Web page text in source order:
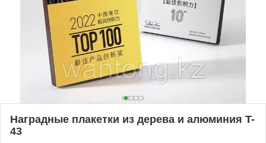
Наградные плакетки из дерева и алюминия T-
43